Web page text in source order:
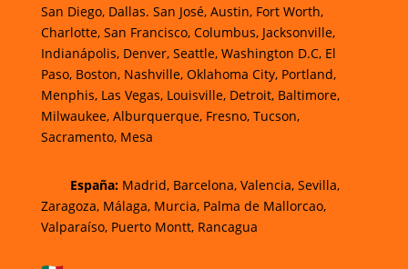
San Diego, Dallas. San José, Austin, Fort Worth,
Charlotte, San Francisco, Columbus, Jacksonville,
Indianápolis, Denver, Seattle, Washington D.C, El
Paso, Boston, Nashville, Oklahoma City, Portland,
Menphis, Las Vegas, Louisville, Detroit, Baltimore,
Milwaukee, Alburquerque, Fresno, Tucson,
Sacramento, Mesa
España: Madrid, Barcelona, Valencia, Sevilla,
Zaragoza, Málaga, Murcia, Palma de Mallorcao,
Valparaíso, Puerto Montt, Rancagua